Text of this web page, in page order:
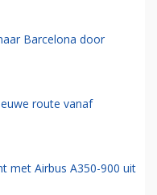
Barcelona door
route vanaf
met Airbus A350-900 uit